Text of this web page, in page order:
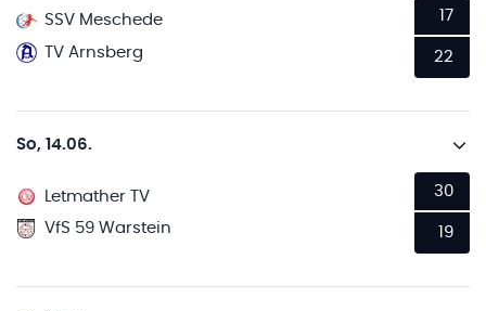
SSV Meschede
TV Arnsberg
17
22
So, 14.06.
Letmather TV
VfS 59 Warstein
30
19